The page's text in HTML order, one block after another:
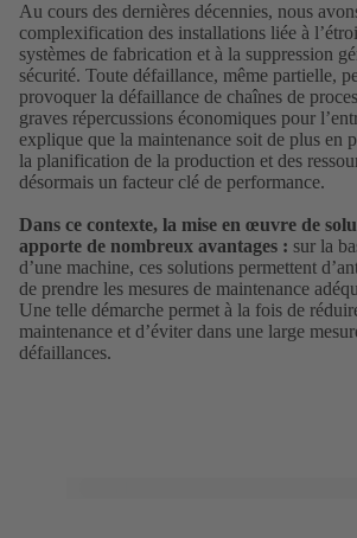
Au cours des dernières décennies, nous
complexification des installations liée à
systèmes de fabrication et à la suppression
sécurité. Toute défaillance, même partielle,
provoquer la défaillance de chaînes de
graves répercussions économiques pour
explique que la maintenance soit de plus en
la planification de la production et des
désormais un facteur clé de performance.
Dans ce contexte, la mise en œuvre de
apporte de nombreux avantages : sur la
d’une machine, ces solutions permettent
de prendre les mesures de maintenance
Une telle démarche permet à la fois de
maintenance et d’éviter dans une large
défaillances.